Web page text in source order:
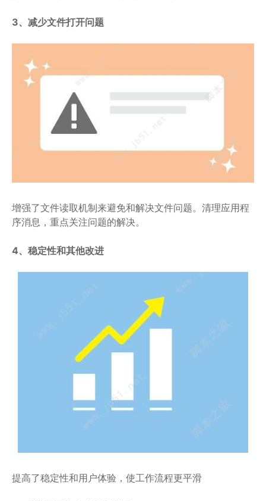
3、减少文件打开问题
增强了文件读取机制来避免和解决文件问题。清理应用程
序消息，重点关注问题的解决。
4、稳定性和其他改进
提高了稳定性和用户体验，使工作流程更平滑